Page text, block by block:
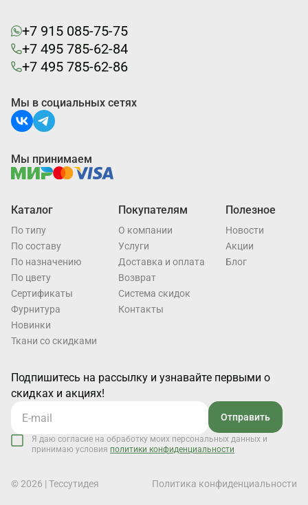
+7 915 085-75-75
+7 495 785-62-84
+7 495 785-62-86
Каталог
По типу
По составу
По назначению
По цвету
Cертификаты
Фурнитура
Новинки
Ткани со скидками
Покупателям
О компании
Услуги
Доставка и оплата
Возврат
Система скидок
Контакты
Полезное
Новости
Акции
Блог
Подпишитесь на рассылку и узнавайте первыми о
скидках и акциях!
Отправить
Я даю согласие на обработку моих персональных данных и
принимаю условия политики конфиденциальности
Мы в социальных сетях
Мы принимаем
© 2026 | Тессутидея Политика конфиденциальности